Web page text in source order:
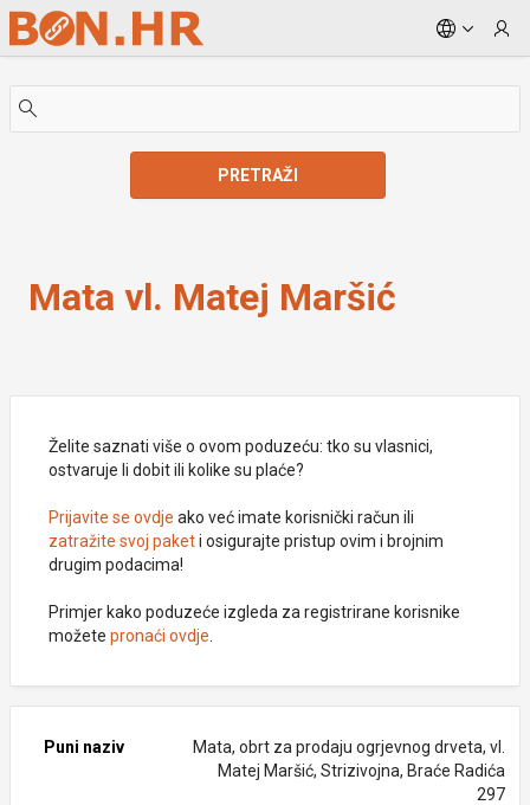
Skip to Main Content
PRETRAŽI
Mata vl. Matej Maršić
Želite saznati više o ovom poduzeću: tko su vlasnici,
ostvaruje li dobit ili kolike su plaće?
Prijavite se ovdje ako već imate korisnički račun ili
zatražite svoj paketi osigurajte pristup ovim i brojnim
drugim podacima!
Primjer kako poduzeće izgleda za registrirane korisnike
možete pronaći ovdje
Puni naziv
Mata, obrt za prodaju ogrjevnog drveta, vl.
Matej Maršić, Strizivojna, Braće Radića
297